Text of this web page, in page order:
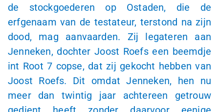
de stockgoederen op Ostaden, die de
erfgenaam van de testateur, terstond na zijn
dood, mag aanvaarden. Zij legateren aan
Jenneken, dochter Joost Roefs een beemdje
int Root7 copse, dat zij gekocht hebben van
Joost Roefs. Dit omdat Jenneken, hen nu
meer dan twintig jaar achtereen getrouw